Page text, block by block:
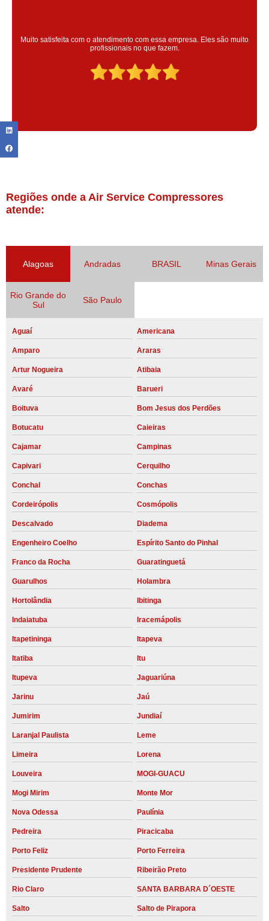
Super satisfeita com o serviço prestado, atendimento muito bom!
colaoradores educado e transparente, destaque para o colaborador
Claudinei excelente profissional!
Regiões onde a Air Service Compressores
atende:
Alagoas Andradas BRASIL Minas Gerais
Rio Grande do
Sul
São Paulo
Aguaí Americana
Amparo Araras
Artur Nogueira Atibaia
Avaré Barueri
Boituva Bom Jesus dos Perdões
Botucatu Caieiras
Cajamar Campinas
Capivari Cerquilho
Conchal Conchas
Cordeirópolis Cosmópolis
Descalvado Diadema
Engenheiro Coelho Espírito Santo do Pinhal
Franco da Rocha Guaratinguetá
Guarulhos Holambra
Hortolândia Ibitinga
Indaiatuba Iracemápolis
Itapetininga Itapeva
Itatiba Itu
Itupeva Jaguariúna
Jarinu Jaú
Jumirim Jundiaí
Laranjal Paulista Leme
Limeira Lorena
Louveira MOGI-GUACU
Mogi Mirim Monte Mor
Nova Odessa Paulínia
Pedreira Piracicaba
Porto Feliz Porto Ferreira
Presidente Prudente Ribeirão Preto
Rio Claro SANTA BARBARA D´OESTE
Salto Salto de Pirapora